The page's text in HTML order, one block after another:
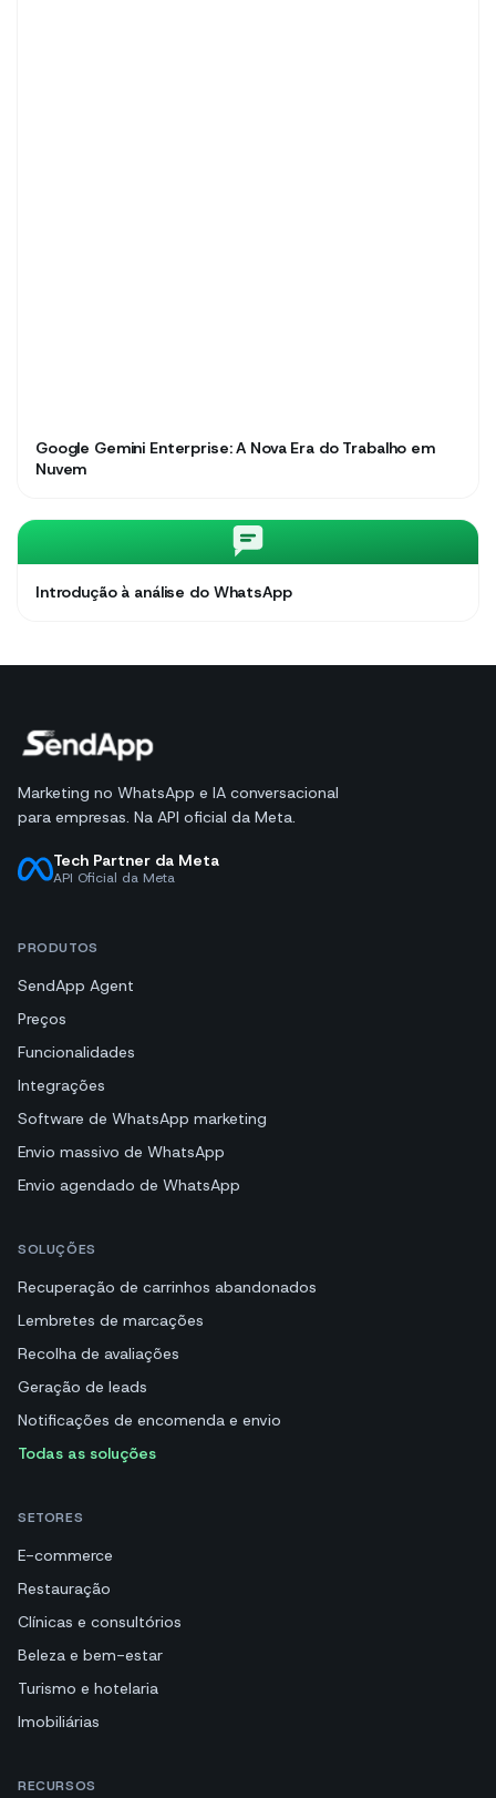
Google Gemini Enterprise: A Nova Era do Trabalho em
Nuvem
Introdução à análise do WhatsApp
Marketing no WhatsApp e IA conversacional
para empresas. Na API oficial da Meta.
Tech Partner da Meta
API Oficial da Meta
PRODUTOS
SendApp Agent
Preços
Funcionalidades
Integrações
Software de WhatsApp marketing
Envio massivo de WhatsApp
Envio agendado de WhatsApp
SOLUÇÕES
Recuperação de carrinhos abandonados
Lembretes de marcações
Recolha de avaliações
Geração de leads
Notificações de encomenda e envio
Todas as soluções
SETORES
E-commerce
Restauração
Clínicas e consultórios
Beleza e bem-estar
Turismo e hotelaria
Imobiliárias
RECURSOS